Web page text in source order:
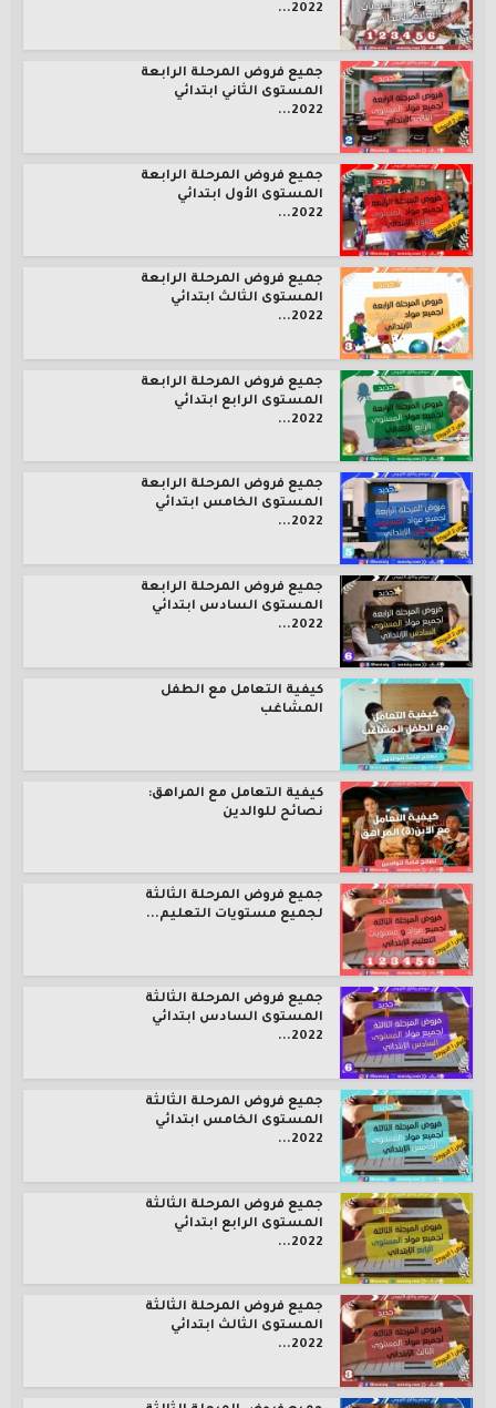
2022...
جميع فروض المرحلة الرابعة
المستوى الثاني ابتدائي
2022...
جميع فروض المرحلة الرابعة
المستوى الأول ابتدائي
2022...
جميع فروض المرحلة الرابعة
المستوى الثالث ابتدائي
2022...
جميع فروض المرحلة الرابعة
المستوى الرابع ابتدائي
2022...
جميع فروض المرحلة الرابعة
المستوى الخامس ابتدائي
2022...
جميع فروض المرحلة الرابعة
المستوى السادس ابتدائي
2022...
كيفية التعامل مع الطفل
المشاغب
كيفية التعامل مع المراهق:
نصائح للوالدين
جميع فروض المرحلة الثالثة
لجميع مستويات التعليم...
جميع فروض المرحلة الثالثة
المستوى السادس ابتدائي
2022...
جميع فروض المرحلة الثالثة
المستوى الخامس ابتدائي
2022...
جميع فروض المرحلة الثالثة
المستوى الرابع ابتدائي
2022...
جميع فروض المرحلة الثالثة
المستوى الثالث ابتدائي
2022...